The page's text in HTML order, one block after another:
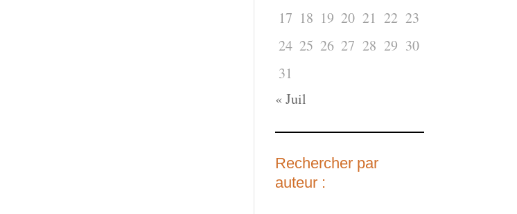
17 18 19 20 21 22 23
24 25 26 27 28 29 30
31
« Juil
Rechercher par
auteur :